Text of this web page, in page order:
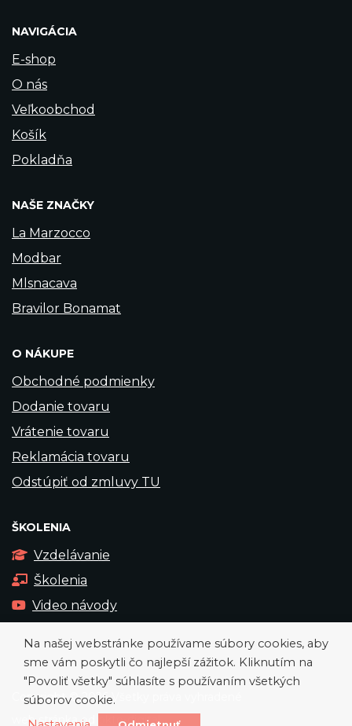
NAVIGÁCIA
E-shop
O nás
Veľkoobchod
Košík
Pokladňa
NAŠE ZNAČKY
La Marzocco
Modbar
Mlsnacava
Bravilor Bonamat
O NÁKUPE
Obchodné podmienky
Dodanie tovaru
Vrátenie tovaru
Reklamácia tovaru
Odstúpiť od zmluvy TU
ŠKOLENIA
Vzdelávanie
Školenia
Video návody
Copyright © 2026 Všetky práva vyhradené
web stránka od
okto-digital
Na našej webstránke používame súbory cookies, aby
sme vám poskytli čo najlepší zážitok. Kliknutím na
"Povoliť všetky" súhlasíte s používaním všetkých
súborov cookie.